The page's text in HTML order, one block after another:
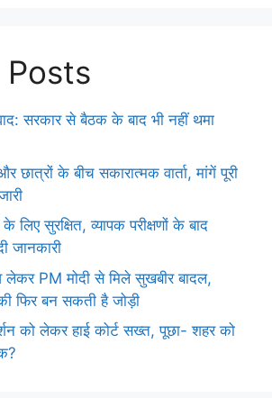
Posts
सरकार से बैठक के बाद भी नहीं थमा
छात्रों के बीच सकारात्मक वार्ता, मांगें पूरी
लिए सुरक्षित, व्यापक परीक्षणों के बाद
जानकारी
लेकर PM मोदी से मिले सुखबीर बादल,
फिर बन सकती है जोड़ी
को लेकर हाई कोर्ट सख्त, पूछा- शहर को